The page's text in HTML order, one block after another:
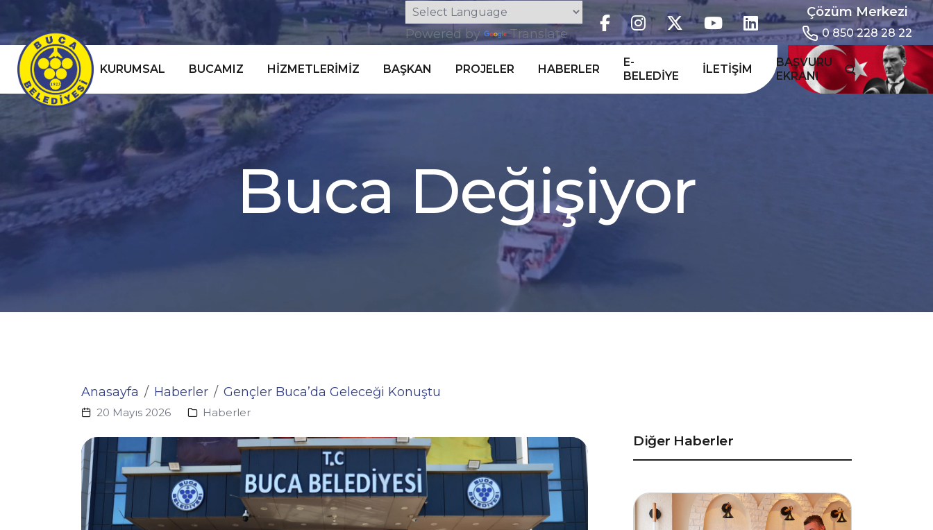
Powered by Translate
Çözüm Merkezi
0 850 228 28 22
KURUMSAL BUCAMIZ HIZMETLERIMIZ BAŞKAN PROJELER HABERLER
E-
BELEDIYE
İLETIŞIM
BAŞVURU
EKRANI
or
Anasayfa Haberler Gençler Buca’da Geleceği Konuştu
20 Mayıs 2026 Haberler
Diğer Haberler